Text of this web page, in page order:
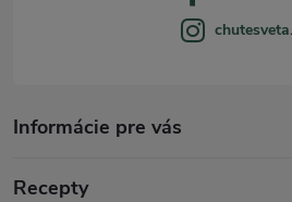
Informácie pre vás
Recepty